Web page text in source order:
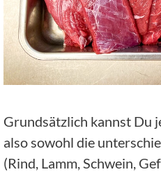
Grundsätzlich kannst Du
also sowohl die
(Rind, Lamm, Schwein,